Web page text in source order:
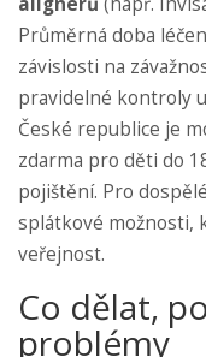
Průměrná doba
závislosti na
pravidelné kontroly
České republice je
zdarma pro děti do
pojištění. Pro
splátkové možnosti,
veřejnost.
Co dělat,
problémy